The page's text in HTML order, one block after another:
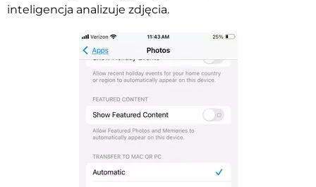
inteligencja analizuje zdjęcia.